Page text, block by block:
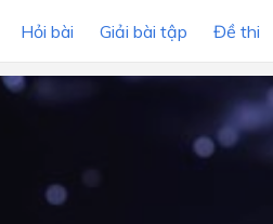
Hỏi bài Giải bài tập Đề thi